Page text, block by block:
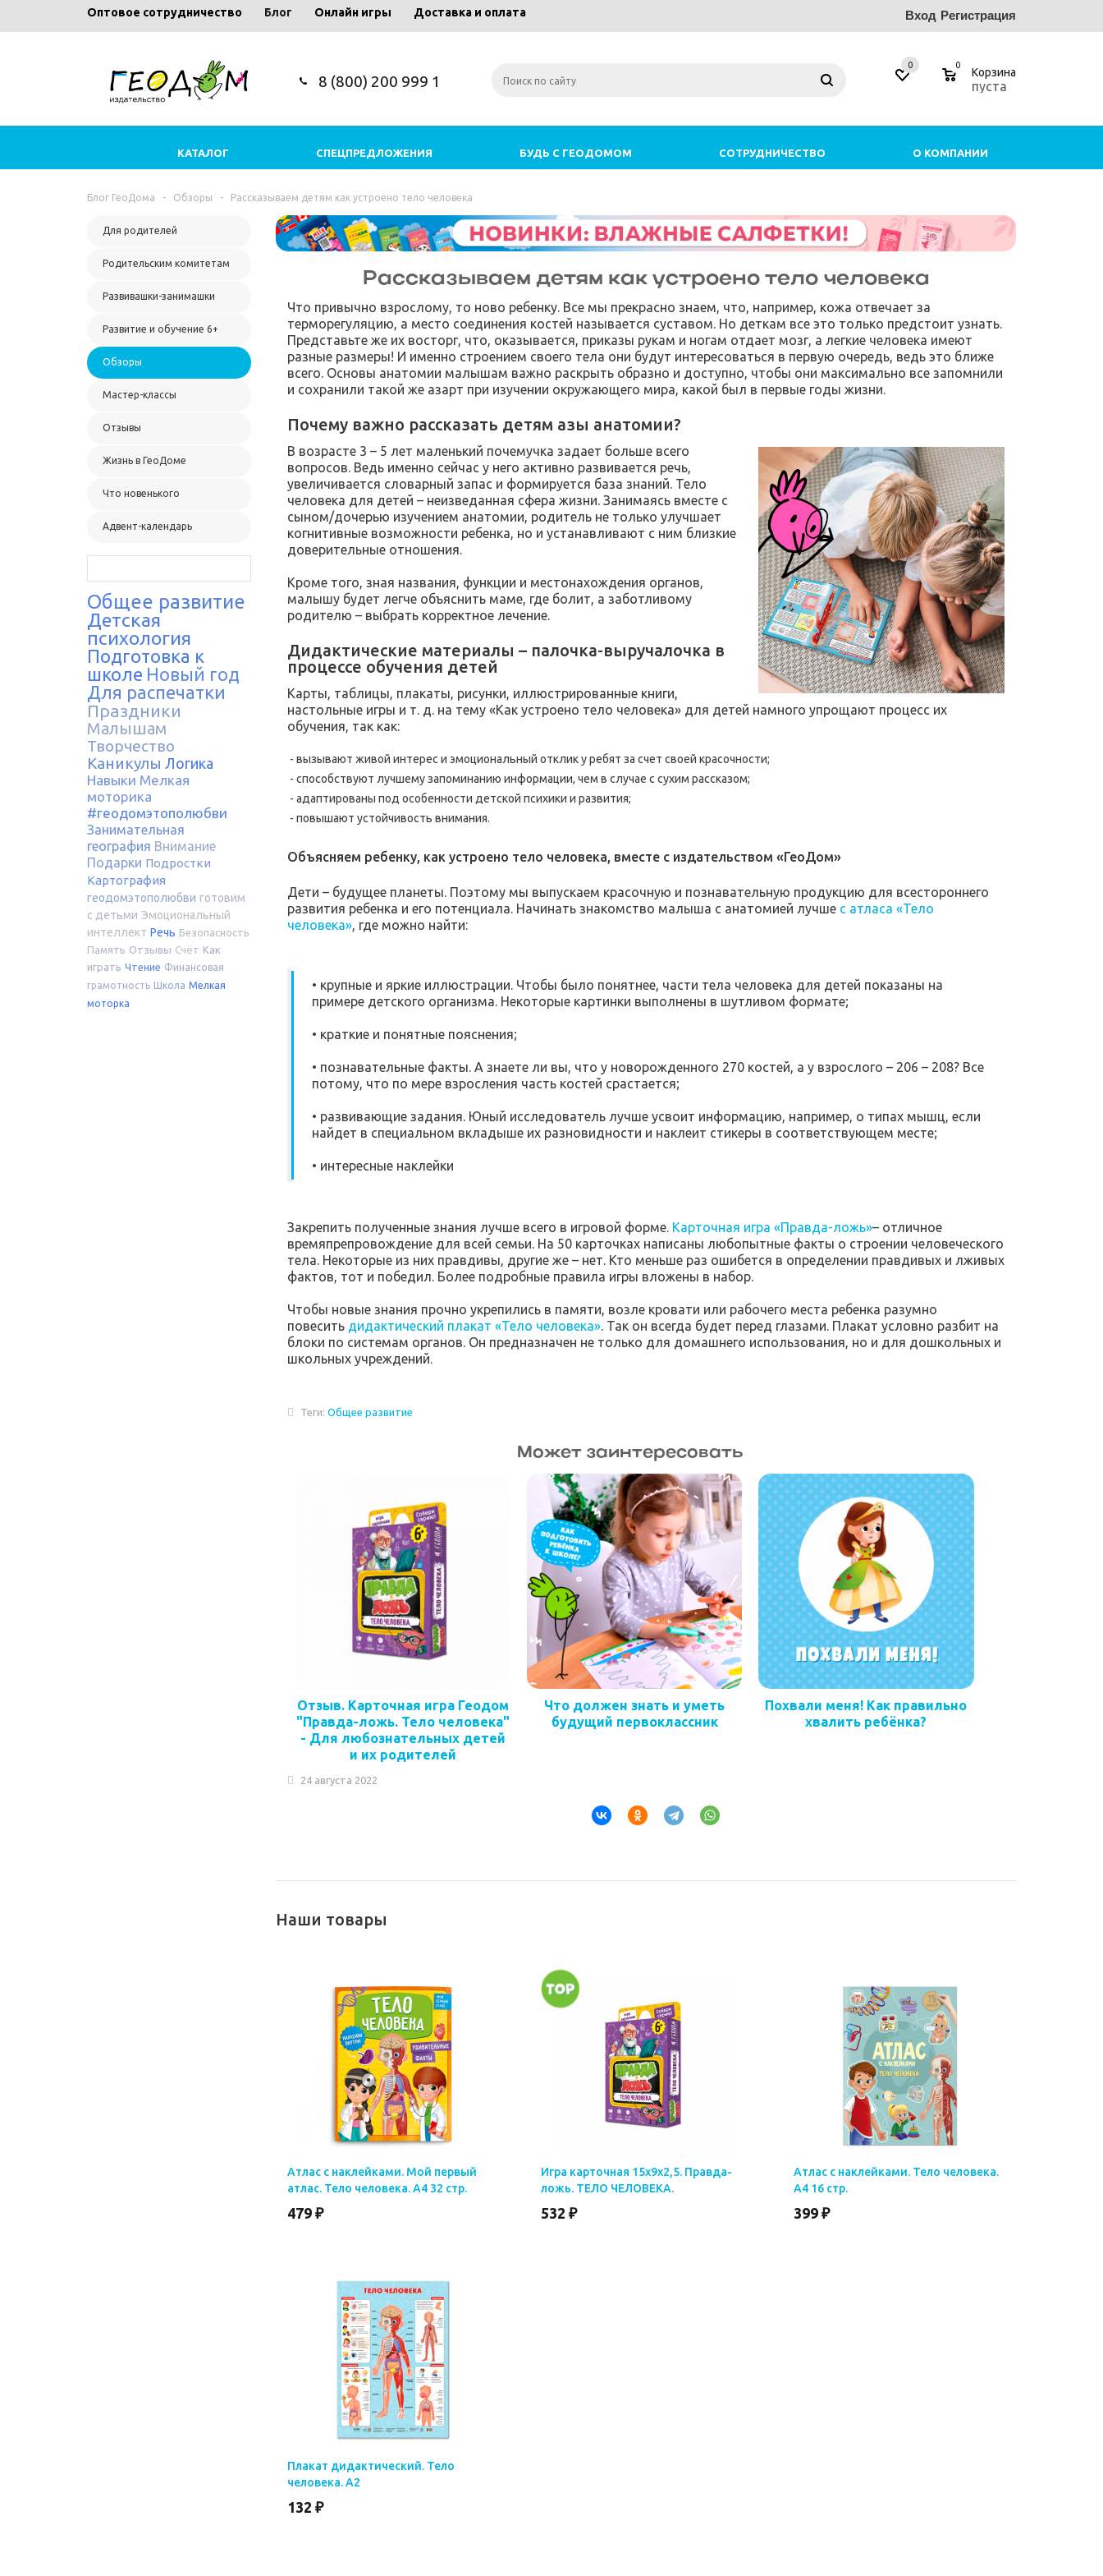
Оптовое сотрудничество Блог Онлайн игры Доставка и оплата Вход Регистрация
8 (800) 200 999 1
0 0
Корзина
пуста
КАТАЛОГ СПЕЦПРЕДЛОЖЕНИЯ БУДЬ С ГЕОДОМОМ СОТРУДНИЧЕСТВО О КОМПАНИИ
Блог ГеоДома - Обзоры - Рассказываем детям как устроено тело человека
Для родителей
Родительским комитетам
Развивашки-занимашки
Развитие и обучение 6+
Обзоры
Мастер-классы
Отзывы
Жизнь в ГеоДоме
Что новенького
Адвент-календарь
Общее развитие
Детская
психология
Подготовка к
школе Новый год
Для распечатки
Праздники
Малышам
Творчество
Каникулы Логика
Навыки Мелкая
моторика
#геодомэтополюбви
Занимательная
география Внимание
Подарки Подростки
Картография
геодомэтополюбви готовим
с детьми Эмоциональный
интеллект Речь Безопасность
Память Отзывы Счёт Как
играть Чтение Финансовая
грамотность Школа Мелкая
моторка
Рассказываем детям как устроено тело человека
Что привычно взрослому, то ново ребенку. Все мы прекрасно знаем, что, например, кожа отвечает за
терморегуляцию, а место соединения костей называется суставом. Но деткам все это только предстоит узнать.
Представьте же их восторг, что, оказывается, приказы рукам и ногам отдает мозг, а легкие человека имеют
разные размеры! И именно строением своего тела они будут интересоваться в первую очередь, ведь это ближе
всего. Основы анатомии малышам важно раскрыть образно и доступно, чтобы они максимально все запомнили
и сохранили такой же азарт при изучении окружающего мира, какой был в первые годы жизни.
Почему важно рассказать детям азы анатомии?
В возрасте 3 – 5 лет маленький почемучка задает больше всего
вопросов. Ведь именно сейчас у него активно развивается речь,
увеличивается словарный запас и формируется база знаний. Тело
человека для детей – неизведанная сфера жизни. Занимаясь вместе с
сыном/дочерью изучением анатомии, родитель не только улучшает
когнитивные возможности ребенка, но и устанавливают с ним близкие
доверительные отношения.
Кроме того, зная названия, функции и местонахождения органов,
малышу будет легче объяснить маме, где болит, а заботливому
родителю – выбрать корректное лечение.
Дидактические материалы – палочка-выручалочка в
процессе обучения детей
Карты, таблицы, плакаты, рисунки, иллюстрированные книги,
настольные игры и т. д. на тему «Как устроено тело человека» для детей намного упрощают процесс их
обучения, так как:
- вызывают живой интерес и эмоциональный отклик у ребят за счет своей красочности;
- способствуют лучшему запоминанию информации, чем в случае с сухим рассказом;
- адаптированы под особенности детской психики и развития;
- повышают устойчивость внимания.
Объясняем ребенку, как устроено тело человека, вместе с издательством «ГеоДом»
Дети – будущее планеты. Поэтому мы выпускаем красочную и познавательную продукцию для всестороннего
развития ребенка и его потенциала. Начинать знакомство малыша с анатомией лучше с атласа «Тело
человека», где можно найти:
• крупные и яркие иллюстрации. Чтобы было понятнее, части тела человека для детей показаны на
примере детского организма. Некоторые картинки выполнены в шутливом формате;
• краткие и понятные пояснения;
• познавательные факты. А знаете ли вы, что у новорожденного 270 костей, а у взрослого – 206 – 208? Все
потому, что по мере взросления часть костей срастается;
• развивающие задания. Юный исследователь лучше усвоит информацию, например, о типах мышц, если
найдет в специальном вкладыше их разновидности и наклеит стикеры в соответствующем месте;
• интересные наклейки
Закрепить полученные знания лучше всего в игровой форме. Карточная игра «Правда-ложь»– отличное
времяпрепровождение для всей семьи. На 50 карточках написаны любопытные факты о строении человеческого
тела. Некоторые из них правдивы, другие же – нет. Кто меньше раз ошибется в определении правдивых и лживых
фактов, тот и победил. Более подробные правила игры вложены в набор.
Чтобы новые знания прочно укрепились в памяти, возле кровати или рабочего места ребенка разумно
повесить дидактический плакат «Тело человека». Так он всегда будет перед глазами. Плакат условно разбит на
блоки по системам органов. Он предназначен не только для домашнего использования, но и для дошкольных и
школьных учреждений.
Теги: Общее развитие
Может заинтересовать
Отзыв. Карточная игра Геодом
"Правда-ложь. Тело человека"
- Для любознательных детей
и их родителей
Что должен знать и уметь
будущий первоклассник
Похвали меня! Как правильно
хвалить ребёнка?
24 августа 2022
Наши товары
Атлас с наклейками. Мой первый
атлас. Тело человека. А4 32 стр.
479 ₽
Игра карточная 15х9х2,5. Правда-
ложь. ТЕЛО ЧЕЛОВЕКА.
532 ₽
Атлас с наклейками. Тело человека.
А4 16 стр.
399 ₽
Плакат дидактический. Тело
человека. А2
132 ₽